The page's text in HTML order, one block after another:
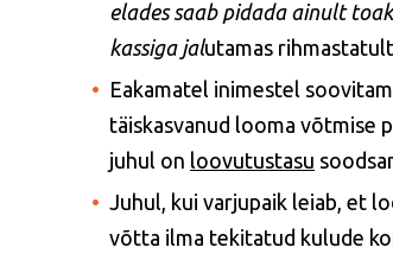
elades saab pidada ainult
kassiga jalutamas
Eakamatel inimestel
täiskasvanud looma võtmise
juhul on loovutustasu
Juhul, kui varjupaik leiab, et
võtta ilma tekitatud kulude